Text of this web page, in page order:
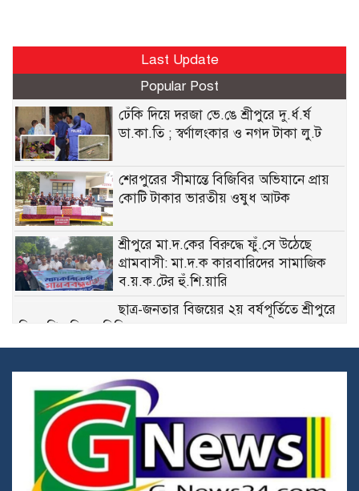
Last Update
Popular Post
ঢেঁকি দিয়ে দরজা ভে.ঙে শ্রীপুরে দু.র্ধ.র্ষ
ডা.কা.তি ; স্বর্ণালংকার ও নগদ টাকা লু.ট
শেরপুরের সীমান্তে বিজিবির অভিযানে প্রায়
কোটি টাকার ভারতীয় ওষুধ আটক
শ্রীপুরে মা.দ.কের বিরুদ্ধে ফুঁ.সে উঠেছে
গ্রামবাসী: মা.দ.ক কারবারিদের সামাজিক
ব.য়.ক.টের হুঁ.শি.য়ারি
ছাত্র-জনতার বিজয়ের ২য় বর্ষপূর্তিতে শ্রীপুরে
বিএনপির বিজয় মিছিল
বোতল ফে.ন.সি.ডি.ল পাচারকালে আ.ট.ক ১
৩৬ জুলাই গণ-অভ্যুত্থানের শহীদ ও
আহতদের প্রতি গাজীপুর সিটি প্রশাসকের
গাজীপুরে যথাযোগ্য মর্যাদায় ‘জুলাই